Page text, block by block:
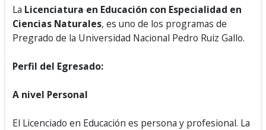
La Licenciatura en Educación con Especialidad en
Ciencias Naturales, es uno de los programas de
Pregrado de la Universidad Nacional Pedro Ruiz Gallo.
Perfil del Egresado:
A nivel Personal
El Licenciado en Educación es persona y profesional. La